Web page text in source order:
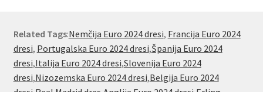
Related Tags:Nemčija Euro 2024 dresi, Francija Euro 2024
dresi, Portugalska Euro 2024 dresi,Španija Euro 2024
dresi,Italija Euro 2024 dresi,Slovenija Euro 2024
dresi,Nizozemska Euro 2024 dresi,Belgija Euro 2024